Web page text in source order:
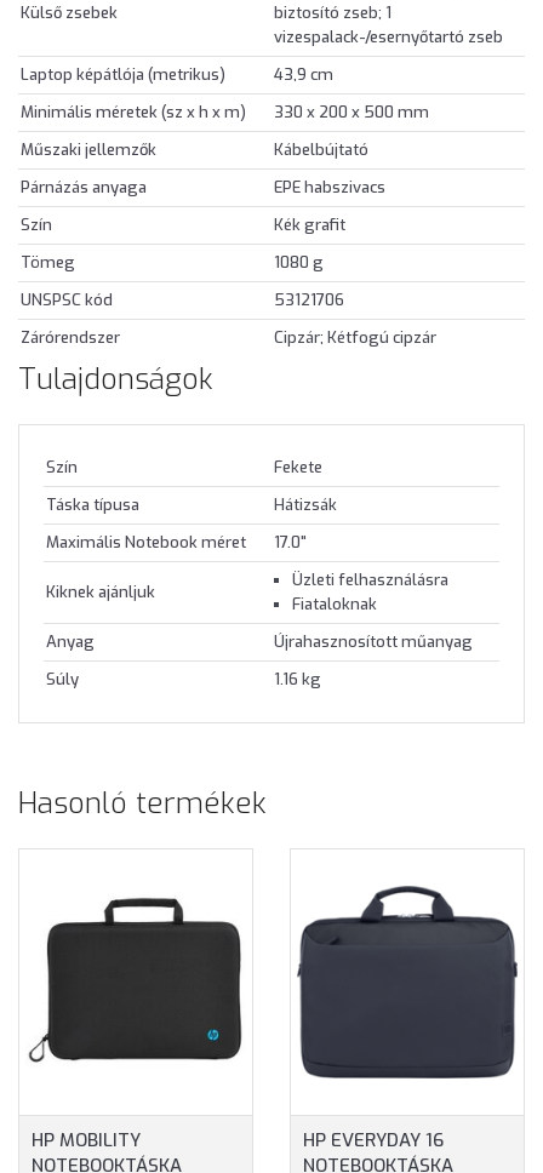
Külső zsebek
biztosító zseb; 1
vizespalack-/esernyőtartó zseb
Laptop képátlója (metrikus)
43,9 cm
Minimális méretek (sz x h x m)
330 x 200 x 500 mm
Műszaki jellemzők
Kábelbújtató
Párnázás anyaga
EPE habszivacs
Szín
Kék grafit
Tömeg
1080 g
UNSPSC kód
53121706
Zárórendszer
Cipzár; Kétfogú cipzár
Tulajdonságok
Szín
Fekete
Táska típusa
Hátizsák
Maximális Notebook méret
17.0"
Kiknek ajánljuk
Üzleti felhasználásra
Fiataloknak
Anyag
Újrahasznosított műanyag
Súly
1.16 kg
Hasonló termékek
HP MOBILITY
NOTEBOOKTÁSKA
HP EVERYDAY 16
NOTEBOOKTÁSKA